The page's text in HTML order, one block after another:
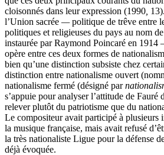
cloisonnés dans leur expression (1990
l’Union sacrée —politique de trêve entre
politiques et religieuses du pays au nom
instaurée par Raymond Poincaré en 1914
opère entre ces deux formes de
bien qu’une distinction subsiste chez
distinction entre nationalisme ouvert
nationalisme fermé (désigné par
s’appuie pour analyser l’attitude de Fauré
relever plutôt du patriotisme que du
Le compositeur avait participé à plusieurs
la musique française, mais avait refusé
la très nationaliste Ligue pour la défense
déjà évoquée.